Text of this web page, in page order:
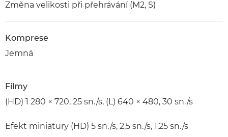
Změna velikosti při přehrávání (M2, S)
Komprese
Jemná
Filmy
(HD) 1 280 × 720, 25 sn./s, (L) 640 × 480, 30 sn./s
Efekt miniatury (HD) 5 sn./s, 2,5 sn./s, 1,25 sn./s